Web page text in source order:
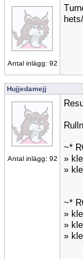
Antal inlägg: 92
Hujjedamejj
Antal inlägg: 92
~*
»
»
~*
»
»
»